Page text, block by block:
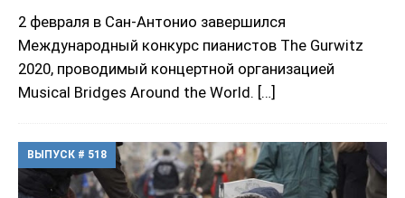
2 февраля в Сан-Антонио завершился
Международный конкурс пианистов The Gurwitz
2020, проводимый концертной организацией
Musical Bridges Around the World. […]
ВЫПУСК # 518